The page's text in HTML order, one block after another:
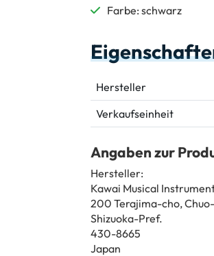
Farbe: schwarz
Hersteller
Verkaufseinheit
Angaben zur
Hersteller:
Kawai Musical
200 Terajima-cho,
Shizuoka-Pref.
430-8665
Japan